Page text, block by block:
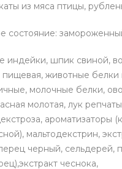
из мяса птицы,
состояние:
индейки, шпик свиной,
пищевая, животные белки
молочные белки,
молотая, лук
ароматизаторы
мальтодекстрин,
черный, сельдерей,
чеснока,